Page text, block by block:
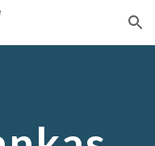
Skip to navigation